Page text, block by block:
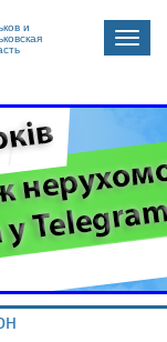
и
Toggle